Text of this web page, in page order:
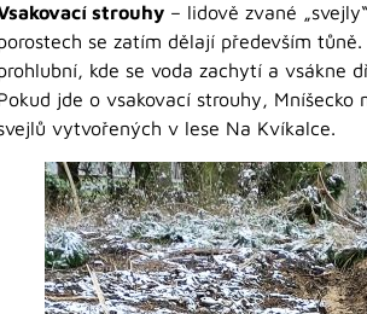
strouhy – lidově zvané
se zatím dělají především
kde se voda zachytí a vsákne
jde o vsakovací strouhy,
vytvořených v lese Na Kvíkalce.